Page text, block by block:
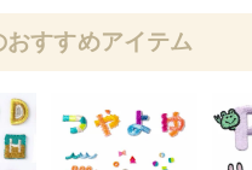
すすめアイテム